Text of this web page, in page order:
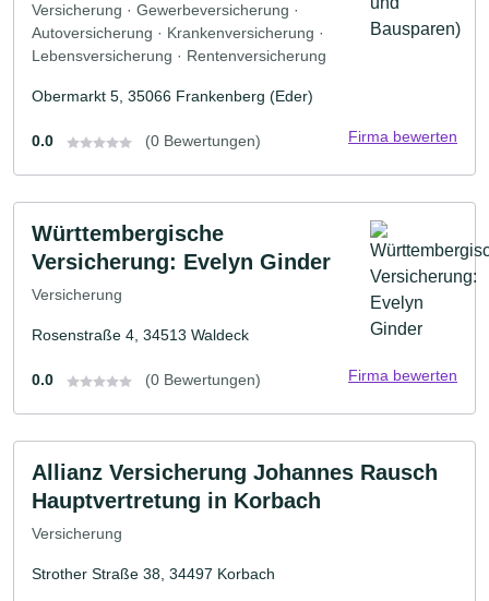
Versicherung · Gewerbeversicherung ·
Autoversicherung · Krankenversicherung ·
Lebensversicherung · Rentenversicherung
Obermarkt 5, 35066 Frankenberg (Eder)
0.0 (0 Bewertungen) Firma bewerten
Württembergische
Versicherung: Evelyn Ginder
Versicherung
Rosenstraße 4, 34513 Waldeck
0.0 (0 Bewertungen) Firma bewerten
Allianz Versicherung Johannes Rausch
Hauptvertretung in Korbach
Versicherung
Strother Straße 38, 34497 Korbach